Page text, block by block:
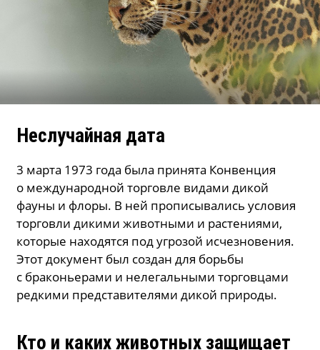
Неслучайная дата
3 марта 1973 года была принята Конвенция
о международной торговле видами дикой
фауны и флоры. В ней прописывались условия
торговли дикими животными и растениями,
которые находятся под угрозой исчезновения.
Этот документ был создан для борьбы
с браконьерами и нелегальными торговцами
редкими представителями дикой природы.
Кто и каких животных защищает